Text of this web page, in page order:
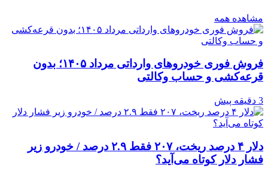
مشاهده همه
فروش فوری خودروهای وارداتی مرداد ۱۴۰۵؛ بدون
قرعه‌کشی و حساب وکالتی
3 دقیقه پیش
دلار ۴ درصد ریخت، ۲۰۷ فقط ۲.۹ درصد / خودرو زیر
فشار دلار کوتاه می‌آید؟